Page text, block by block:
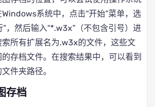
系统中，点击“开始”菜单，选
”，然后输入“*.w3x”（不包含引号）进
所有扩展名为.w3x的文件，这些文
存档文件。在搜索结果中，可以看到
件夹路径。
存档